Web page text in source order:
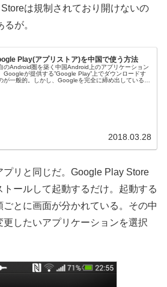
は規制されており開けないの
が。
Play(アプリストア)を中国で使う方法
のAndroid圏を築く中国Android上のアプリケーション
Googleが提供する”Google Play”上でダウンロードす
が一般的。しかし、Googleを完全に締め出している中
2018.03.28
プリと同じだ。Google Play Store
ールして起動するだけ。起動する
ごとに画面が分かれている。その中
したいアプリケーションを選択